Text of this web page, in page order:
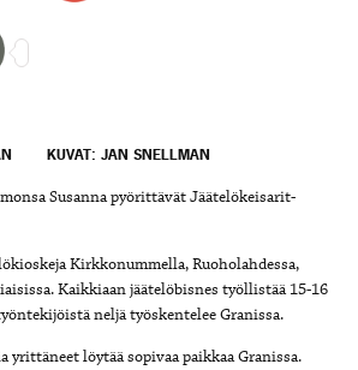
KUVAT: JAN SNELLMAN
Susanna pyörittävät Jäätelökeisarit-
Kirkkonummella, Ruoholahdessa,
Kaikkiaan jäätelöbisnes työllistää 15-16
neljä työskentelee Granissa.
yrittäneet löytää sopivaa paikkaa Granissa.